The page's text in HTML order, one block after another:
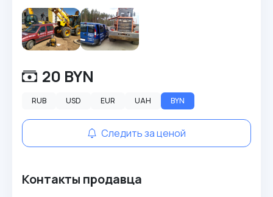
20 BYN
RUB USD EUR UAH BYN
Следить за ценой
Контакты продавца